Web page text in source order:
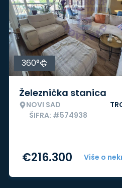
360°
Železnička stanica
NOVI SAD
ŠIFRA: #574938
Više o
€216.300